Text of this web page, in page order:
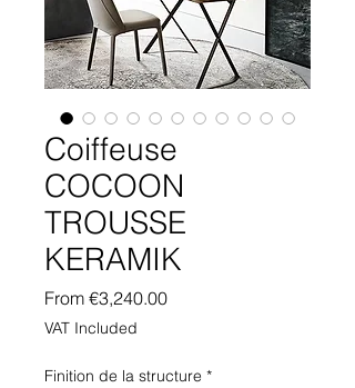
Coiffeuse
COCOON
TROUSSE
KERAMIK
From €3,240.00Sale
VAT Included
Finition de la structure *